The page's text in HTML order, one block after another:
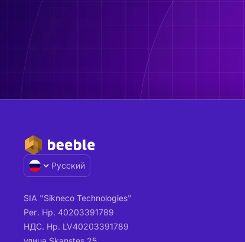
Русский
SIA "Sikneco Technologies"
Рег. Нр. 40203391789
НДС. Нр. LV40203391789